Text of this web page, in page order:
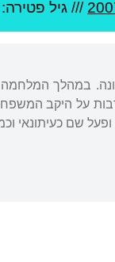
/// גיל פטירה: 93
על היקב
שם כעיתונאי